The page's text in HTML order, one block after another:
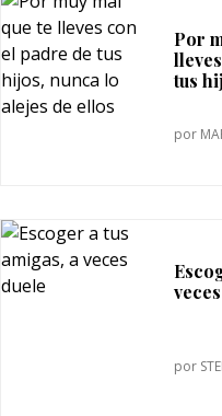
Por
tus
por
por